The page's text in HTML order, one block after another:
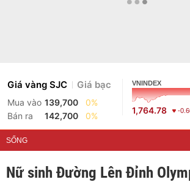
Giá vàng SJC Giá bạc
Mua vào 139,700
0%
Bán ra
142,700 0%
VNINDEX
1,764.78 -
SỐNG
Nữ sinh Đường Lên Đỉnh